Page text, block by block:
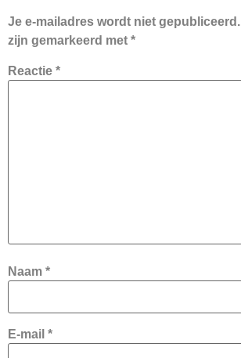
Je e-mailadres wordt niet gepubliceerd.
zijn gemarkeerd met *
Reactie *
Naam *
E-mail *